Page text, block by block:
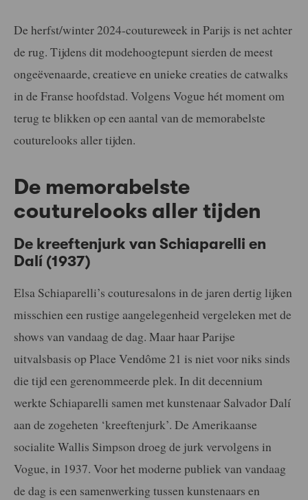
De herfst/winter 2024-coutureweek in Parijs is net achter
de rug. Tijdens dit modehoogtepunt sierden de meest
ongeëvenaarde, creatieve en unieke creaties de catwalks
in de Franse hoofdstad. Volgens Vogue hét moment om
terug te blikken op een aantal van de memorabelste
couturelooks aller tijden.
De memorabelste
couturelooks aller tijden
De kreeftenjurk van Schiaparelli en
Dalí (1937)
Elsa Schiaparelli’s couturesalons in de jaren dertig lijken
misschien een rustige aangelegenheid vergeleken met de
shows van vandaag de dag. Maar haar Parijse
uitvalsbasis op Place Vendôme 21 is niet voor niks sinds
die tijd een gerenommeerde plek. In dit decennium
werkte Schiaparelli samen met kunstenaar Salvador Dalí
aan de zogeheten ‘kreeftenjurk’. De Amerikaanse
socialite Wallis Simpson droeg de jurk vervolgens in
Vogue, in 1937. Voor het moderne publiek van vandaag
de dag is een samenwerking tussen kunstenaars en